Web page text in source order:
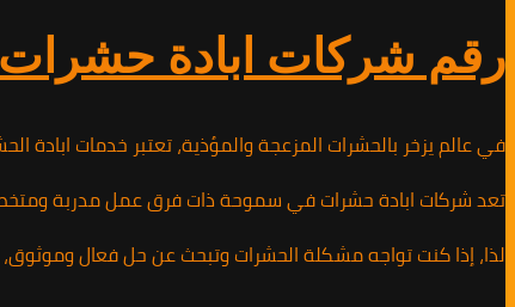
رقم شركات ابادة حشرات
في عالم يزخر بالحشرات المزعجة والمؤذية، تعتبر خدمات
تعد شركات ابادة حشرات في سموحة ذات فرق عمل مدربة ومتخصصة
لذا، إذا كنت تواجه مشكلة الحشرات وتبحث عن حل فعال وموثوق، لا تتردد في الاتصال بشركة